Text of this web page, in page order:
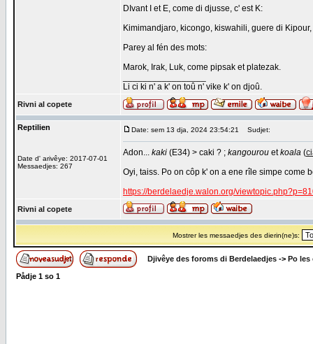
DIvant I et E, come di djusse, c' est K:
Kimimandjaro, kicongo, kiswahili, guere di
Parey al fén des mots:
Marok, Irak, Luk, come pipsak et platezak.
Li ci ki n' a k' on toû n' vike k' on djoû.
Rivni al copete
Reptilien
Date d' arivêye: 2017-07-01
Messaedjes: 267
Date: sem 13 dja, 2024 23:54:21 Sudjet:
Adon... kaki (E34) > caki ? ; kangourou etkoala (
Oyi, taiss. Po on côp k' on a ene rîle simpe come
https://berdelaedje.walon.org/
Rivni al copete
Mostrer les messaedjes des dierin(ne)s:
Djivêye des foroms di Berdelaedjes -> Po les
Pådje 1 so 1